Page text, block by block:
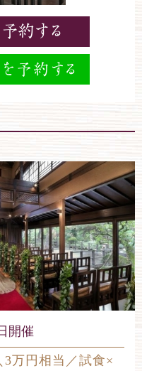
開催
3万円相当／試食×